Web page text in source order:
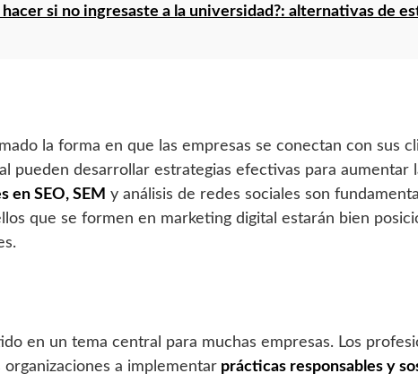
hacer si no ingresaste a la universidad?: alternativas de
la forma en que las empresas se conectan con sus
pueden desarrollar estrategias efectivas para aumentar
en SEO, SEM y análisis de redes sociales son
que se formen en marketing digital estarán bien
en un tema central para muchas empresas. Los
a implementar prácticas responsables y